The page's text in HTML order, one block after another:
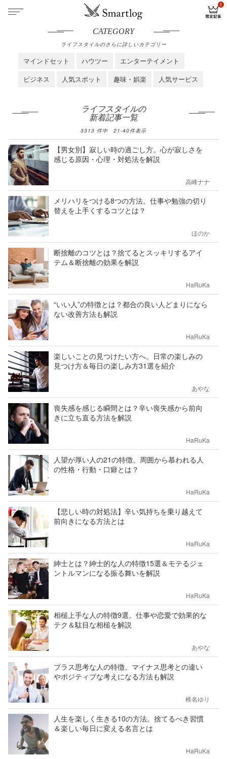
CATEGORY
ライフスタイルのさらに詳しいカテゴリー
マインドセット ハウツー
エンターテイメント
ビジネス
人気スポット 趣味・娯楽 人気サービス
ライフスタイルの
新着記事一覧
3313 件中 21-40件表示
【男女別】寂しい時の過ごし方。心が寂しさを
感じる原因・心理・対処法を解説
高峰ナナ
メリハリをつける8つの方法。仕事や勉強の切り
替えを上手くするコツとは？
ほのか
断捨離のコツとは？捨てるとスッキリするアイ
テム＆断捨離の効果を解説
HaRuKa
“いい人”の特徴とは？都合の良い人どまりになら
ない改善方法も解説
HaRuKa
楽しいことの見つけたい方へ。日常の楽しみの
見つけ方＆毎日の楽しみ方31選を紹介
あやな
喪失感を感じる瞬間とは？辛い喪失感から前向
きに立ち直る方法を解説
HaRuKa
人望が厚い人の21の特徴。周囲から慕われる人
の性格・行動・口癖とは？
HaRuKa
【悲しい時の対処法】辛い気持ちを乗り越えて
前向きになる方法とは
HaRuKa
紳士とは？紳士的な人の特徴15選＆モテるジェ
ントルマンになる振る舞いを解説
HaRuKa
相槌上手な人の特徴9選。仕事や恋愛で効果的な
テク＆駄目な相槌を解説
あやな
プラス思考な人の特徴。マイナス思考との違い
やポジティブな考えになる方法も解説
椎名ゆり
人生を楽しく生きる10の方法。捨てるべき習慣
＆楽しい毎日に変える名言とは
HaRuKa